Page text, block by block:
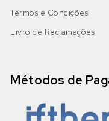
Termos e Condições
Livro de Reclamações
Métodos de